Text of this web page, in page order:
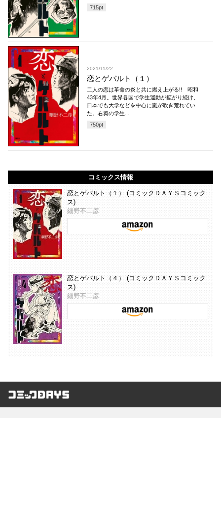
715pt
2021/11/22
恋とゲバルト（１）
二人の恋は革命の炎と共に燃え上がる!! 昭和
43年4月。世界各国で学生運動が拡がり続け、
日本でも大学などを中心に嵐が吹き荒れてい
た。右翼の学生...
750pt
コミックス情報
恋とゲバルト（１） (コミックＤＡＹＳコミック
ス)
細野不二彦
恋とゲバルト（４） (コミックＤＡＹＳコミック
ス)
細野不二彦
コミックDAYS